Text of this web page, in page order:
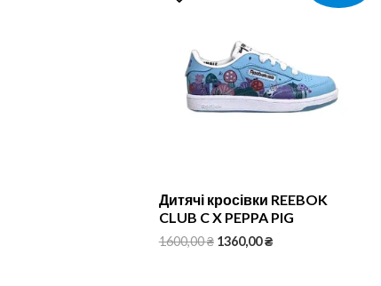
Дитячі кросівки REEBOK
CLUB C X PEPPA PIG
1600,00₴ 1360,00₴